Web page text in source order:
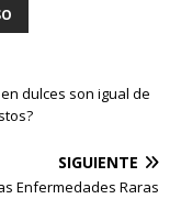
dulces son igual de
SIGUIENTE
Enfermedades Raras